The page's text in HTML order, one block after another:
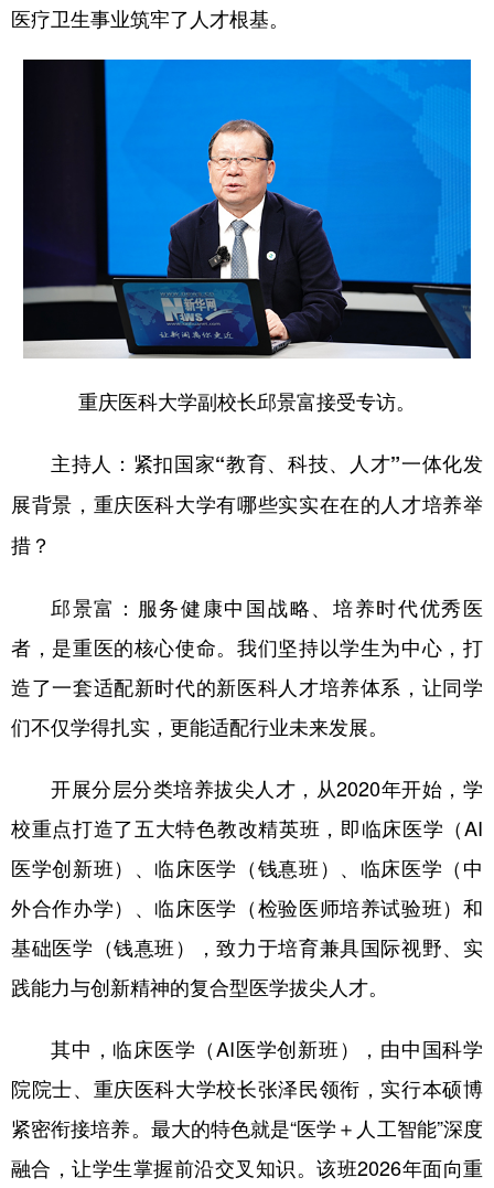
医疗卫生事业筑牢了人才根基。
重庆医科大学副校长邱景富接受专访。
主持人：紧扣国家“教育、科技、人才”一体化发
展背景，重庆医科大学有哪些实实在在的人才培养举
措？
邱景富：服务健康中国战略、培养时代优秀医
者，是重医的核心使命。我们坚持以学生为中心，打
造了一套适配新时代的新医科人才培养体系，让同学
们不仅学得扎实，更能适配行业未来发展。
开展分层分类培养拔尖人才，从2020年开始，学
校重点打造了五大特色教改精英班，即临床医学（AI
医学创新班）、临床医学（钱惪班）、临床医学（中
外合作办学）、临床医学（检验医师培养试验班）和
基础医学（钱惪班），致力于培育兼具国际视野、实
践能力与创新精神的复合型医学拔尖人才。
其中，临床医学（AI医学创新班），由中国科学
院院士、重庆医科大学校长张泽民领衔，实行本硕博
紧密衔接培养。最大的特色就是“医学＋人工智能”深度
融合，让学生掌握前沿交叉知识。该班2026年面向重